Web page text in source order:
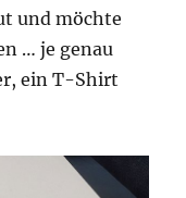
und möchte
… je genau
ein T-Shirt